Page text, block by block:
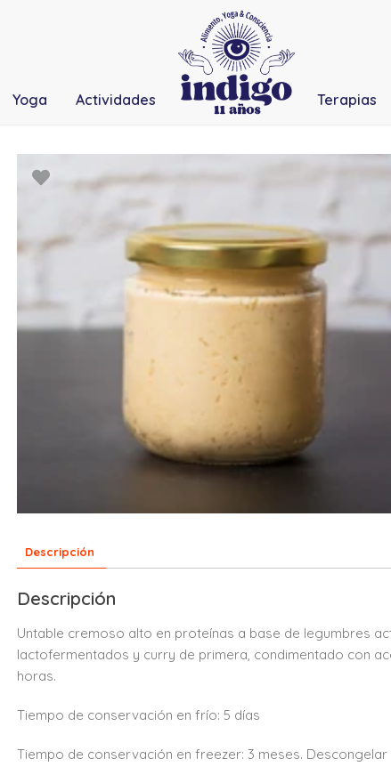
Yoga Actividades Terapias
Descripción
Descripción
Untable cremoso alto en proteínas a base de legumbres
lactofermentados y curry de primera, condimentado con
horas.
Tiempo de conservación en frío: 5 días
Tiempo de conservación en freezer: 3 meses.